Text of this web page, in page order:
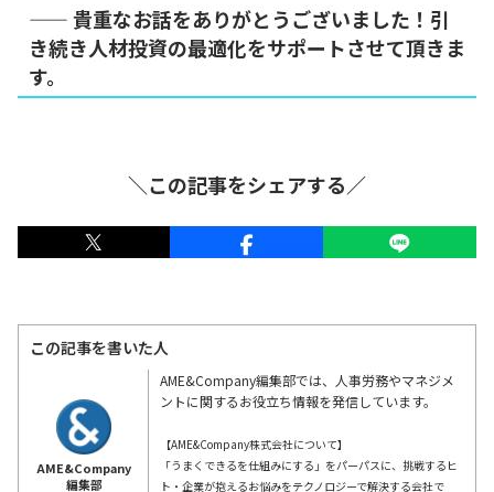
—— 貴重なお話をありがとうございました！引
き続き人材投資の最適化をサポートさせて頂きま
す。
＼この記事をシェアする／
この記事を書いた人
AME&Company
編集部
AME&Company編集部では、人事労務やマネジメ
ントに関するお役立ち情報を発信しています。
【AME&Company株式会社について】
「うまくできるを仕組みにする」をパーパスに、挑戦するヒ
ト・企業が抱えるお悩みをテクノロジーで解決する会社で